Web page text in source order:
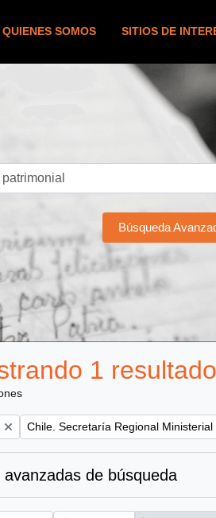
QUIENES SOMOS SITIOS DE
Búsqueda
1
Remove filter:
Chile. Secretaría Regional
avanzadas de búsqueda